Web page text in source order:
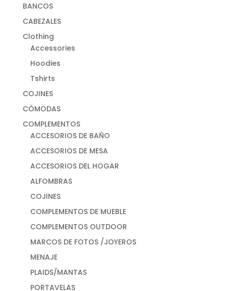
BANCOS
CABEZALES
Clothing
Accessories
Hoodies
Tshirts
COJINES
CÓMODAS
COMPLEMENTOS
ACCESORIOS DE BAÑO
ACCESORIOS DE MESA
ACCESORIOS DEL HOGAR
ALFOMBRAS
COJINES
COMPLEMENTOS DE MUEBLE
COMPLEMENTOS OUTDOOR
MARCOS DE FOTOS /JOYEROS
MENAJE
PLAIDS/MANTAS
PORTAVELAS